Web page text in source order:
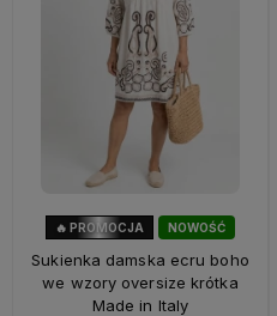
NOWOŚĆ
🔥 PROMOCJA
Sukienka damska ecru boho
we wzory oversize krótka
Made in Italy